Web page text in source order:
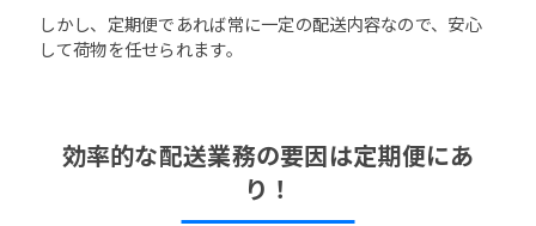
しかし、定期便であれば常に一定の配送内容なので、安心
して荷物を任せられます。
効率的な配送業務の要因は定期便にあ
り！